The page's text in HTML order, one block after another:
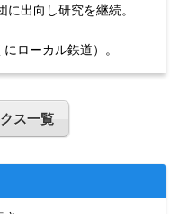
出向し研究を継続。
ローカル鉄道）。
ス一覧